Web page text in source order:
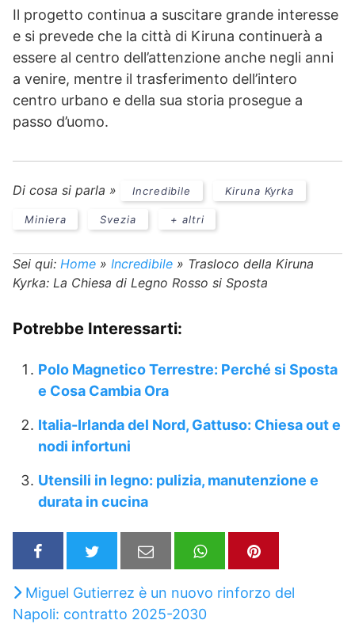
Il progetto continua a suscitare grande interesse
e si prevede che la città di Kiruna continuerà a
essere al centro dell’attenzione anche negli anni
a venire, mentre il trasferimento dell’intero
centro urbano e della sua storia prosegue a
passo d’uomo.
Di cosa si parla » Incredibile Kiruna Kyrka
Miniera Svezia + altri
Sei qui: Home » Incredibile » Trasloco della Kiruna
Kyrka: La Chiesa di Legno Rosso si Sposta
Potrebbe Interessarti:
Polo Magnetico Terrestre: Perché si Sposta
e Cosa Cambia Ora
Italia-Irlanda del Nord, Gattuso: Chiesa out e
nodi infortuni
Utensili in legno: pulizia, manutenzione e
durata in cucina
Miguel Gutierrez è un nuovo rinforzo del
Napoli: contratto 2025-2030